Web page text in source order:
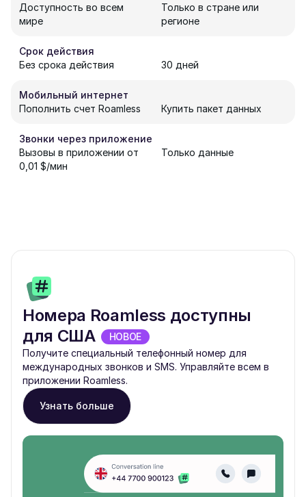
Доступность во всем
мире
Только в стране или
регионе
Срок действия
Без срока действия
30 дней
Мобильный интернет
Пополнить счет Roamless
Купить пакет данных
Звонки через приложение
Вызовы в приложении от
0,01 $/мин
Только данные
Номера Roamless доступны
для США
НОВОЕ
Получите специальный телефонный номер для
международных звонков и SMS. Управляйте всем в
приложении Roamless.
Узнать больше